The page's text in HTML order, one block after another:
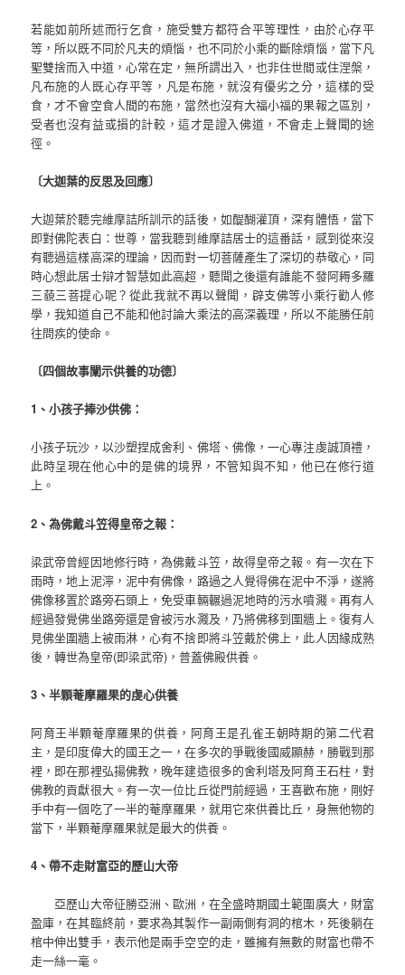
若能如前所述而行乞食，施受雙方都符合平等理性，由於心存平
等，所以既不同於凡夫的煩惱，也不同於小乘的斷除煩惱，當下凡
聖雙捨而入中道，心常在定，無所謂出入，也非住世間或住涅槃，
凡布施的人既心存平等，凡是布施，就沒有優劣之分，這樣的受
食，才不會空食人間的布施，當然也沒有大福小福的果報之區別，
受者也沒有益或損的計較，這才是證入佛道，不會走上聲聞的途
徑。
〔大迦葉的反思及回應〕
大迦葉於聽完維摩詰所訓示的話後，如醍醐灌頂，深有體悟，當下
即對佛陀表白：世尊，當我聽到維摩詰居士的這番話，感到從來沒
有聽過這樣高深的理論，因而對一切菩薩產生了深切的恭敬心，同
時心想此居士辯才智慧如此高超，聽聞之後還有誰能不發阿耨多羅
三藐三菩提心呢？從此我就不再以聲聞，辟支佛等小乘行勸人修
學，我知道自己不能和他討論大乘法的高深義理，所以不能勝任前
往問疾的使命。
〔四個故事闡示供養的功德〕
1、小孩子捧沙供佛：
小孩子玩沙，以沙塑捏成舍利、佛塔、佛像，一心專注虔誠頂禮，
此時呈現在他心中的是佛的境界，不管知與不知，他已在修行道
上。
2、為佛戴斗笠得皇帝之報：
梁武帝曾經因地修行時，為佛戴斗笠，故得皇帝之報。有一次在下
雨時，地上泥濘，泥中有佛像，路過之人覺得佛在泥中不淨，遂將
佛像移置於路旁石頭上，免受車輛輾過泥地時的污水噴濺。再有人
經過發覺佛坐路旁還是會被污水濺及，乃將佛移到圍牆上。復有人
見佛坐圍牆上被雨淋，心有不捨即將斗笠戴於佛上，此人因緣成熟
後，轉世為皇帝(即梁武帝)，普蓋佛殿供養。
3、半顆菴摩羅果的虔心供養
阿育王半顆菴摩羅果的供養，阿育王是孔雀王朝時期的第二代君
主，是印度偉大的國王之一，在多次的爭戰後國威顯赫，勝戰到那
裡，即在那裡弘揚佛教，晚年建造很多的舍利塔及阿育王石柱，對
佛教的貢獻很大。有一次一位比丘從門前經過，王喜歡布施，剛好
手中有一個吃了一半的菴摩羅果，就用它來供養比丘，身無他物的
當下，半顆菴摩羅果就是最大的供養。
4、帶不走財富亞的歷山大帝
亞歷山大帝征勝亞洲、歐洲，在全盛時期國土範圍廣大，財富
盈庫，在其臨終前，要求為其製作一副兩側有洞的棺木，死後躺在
棺中伸出雙手，表示他是兩手空空的走，雖擁有無數的財富也帶不
走一絲一毫。